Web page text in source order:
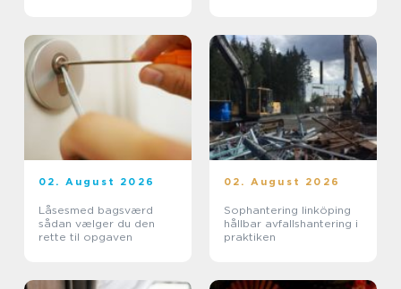
02. August 2026
Låsesmed bagsværd
sådan vælger du den
rette til opgaven
02. August 2026
Sophantering linköping
hållbar avfallshantering i
praktiken